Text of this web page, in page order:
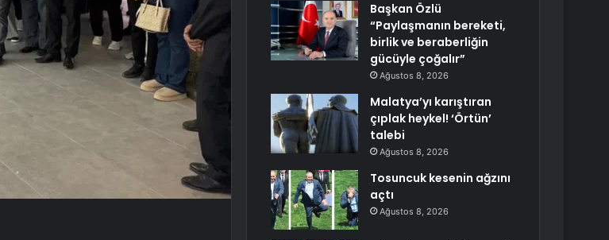
Başkan Özlü
“Paylaşmanın bereketi,
birlik ve beraberliğin
gücüyle çoğalır”
Ağustos 8, 2026
Malatya’yı karıştıran
çıplak heykel! ‘Örtün’
talebi
Ağustos 8, 2026
Tosuncuk kesenin ağzını
açtı
Ağustos 8, 2026